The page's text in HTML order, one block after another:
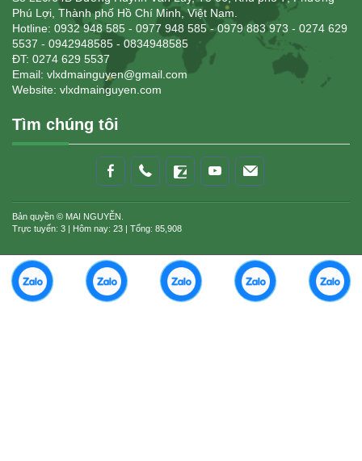
Phú Lợi, Thành phố Hồ Chí Minh, Việt Nam.
Hotline: 0932 948 585 - 0977 948 585 - 0979 883 973 - 0274 629
5537 - 0942948585 - 0834948585
ĐT: 0274 629 5537
Email: vlxdmainguyen@gmail.com
Website: vlxdmainguyen.com
Tìm chúng tôi
Bản quyền © MAI NGUYỄN.
Trực tuyến: 3 | Hôm nay: 23 | Tổng: 85,908